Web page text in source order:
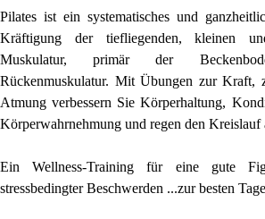
Pilates ist ein systematisches und
Kräftigung der tiefliegenden, kleinen
Muskulatur, primär der
Rückenmuskulatur. Mit Übungen zur Kraft,
Atmung verbessern Sie Körperhaltung,
Körperwahrnehmung und regen den Kreislauf
Ein Wellness-Training für eine gute
stressbedingter Beschwerden ...zur besten